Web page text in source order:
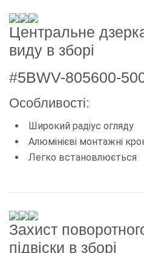
Центральне
виду в зборі
#5BWV-805600-
Особливості:
Широкий радіус огляду
Алюмінієві монтажні
Легко встановлюється
Захист
підвіски в зборі